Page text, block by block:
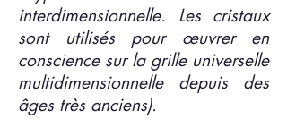
interdimensionnelle. Les cristaux
sont utilisés pour œuvrer en
conscience sur la grille universelle
multidimensionnelle depuis des
âges très anciens).